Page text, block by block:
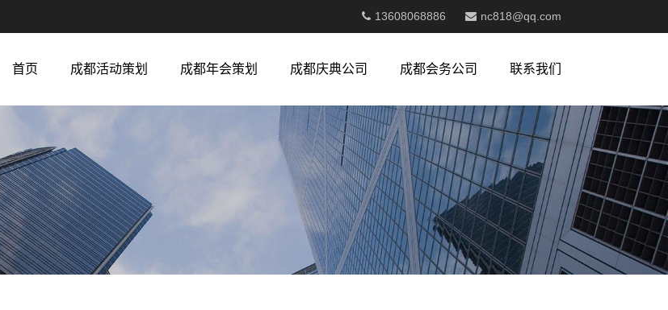
13608068886 nc818@qq.com
首页 成都活动策划 成都年会策划 成都庆典公司 成都会务公司 联系我们